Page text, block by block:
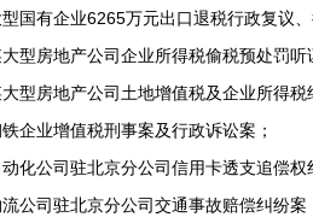
国有企业6265万元出口退税行政复议
型房地产公司企业所得税偷税预处罚
型房地产公司土地增值税及企业所得税
企业增值税刑事案及行政诉讼案；
化公司驻北京分公司信用卡透支追偿权
公司驻北京分公司交通事故赔偿纠纷案